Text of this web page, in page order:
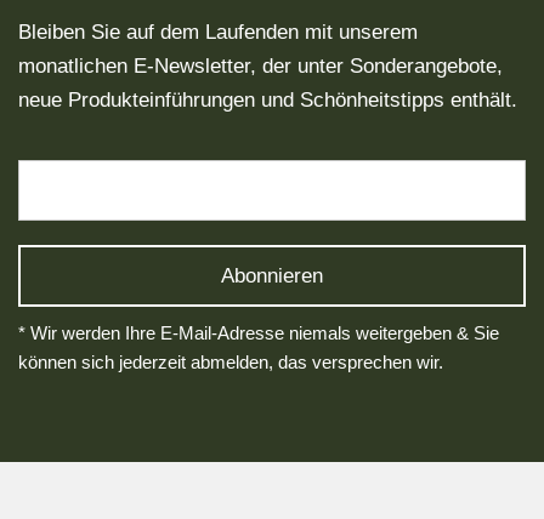
Bleiben Sie auf dem Laufenden mit unserem
monatlichen E-Newsletter, der unter Sonderangebote,
neue Produkteinführungen und Schönheitstipps enthält.
* Wir werden Ihre E-Mail-Adresse niemals weitergeben & Sie
können sich jederzeit abmelden, das versprechen wir.